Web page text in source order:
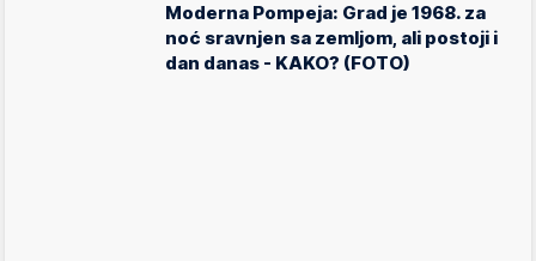
Moderna Pompeja: Grad je 1968. za
noć sravnjen sa zemljom, ali postoji i
dan danas - KAKO? (FOTO)